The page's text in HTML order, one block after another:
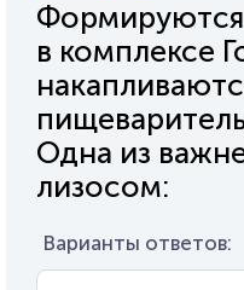
в комплексе
Одна из
лизосом:
Варианты ответов: